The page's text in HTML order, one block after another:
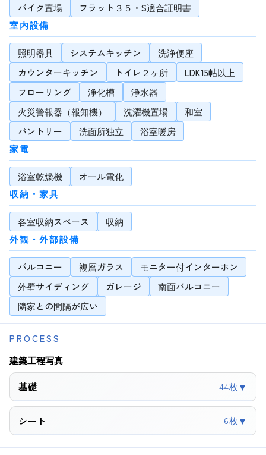
バイク置場
フラット３５・S適合証明書
室内設備
照明器具 システムキッチン
洗浄便座
カウンターキッチン
トイレ２ヶ所
LDK15帖以上
フローリング
浄化槽
浄水器
火災警報器（報知機）
洗濯機置場
和室
パントリー
洗面所独立
浴室暖房
家電
浴室乾燥機
オール電化
収納・家具
各室収納スペース
収納
外観・外部設備
バルコニー 複層ガラス
モニター付インターホン
外壁サイディング
ガレージ
南面バルコニー
隣家との間隔が広い
PROCESS
建築工程写真
基礎 44枚▼
シート 6枚▼